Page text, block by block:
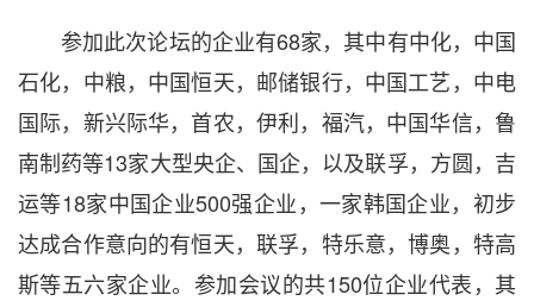
参加此次论坛的企业有68家，其中有中化，中国
石化，中粮，中国恒天，邮储银行，中国工艺，中电
国际，新兴际华，首农，伊利，福汽，中国华信，鲁
南制药等13家大型央企、国企，以及联孚，方圆，吉
运等18家中国企业500强企业，一家韩国企业，初步
达成合作意向的有恒天，联孚，特乐意，博奥，特高
斯等五六家企业。参加会议的共150位企业代表，其